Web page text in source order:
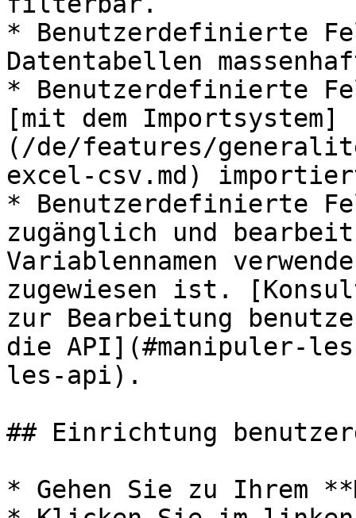
* Benutzerdefinierte
Datentabellen
* Benutzerdefinierte
[mit dem Importsystem]
(/de/features/
excel-csv.md)
* Benutzerdefinierte
zugänglich und
Variablennamen
zugewiesen ist.
zur Bearbeitung
die API](#manipuler-
les-api).
## Einrichtung
* Gehen Sie zu Ihrem